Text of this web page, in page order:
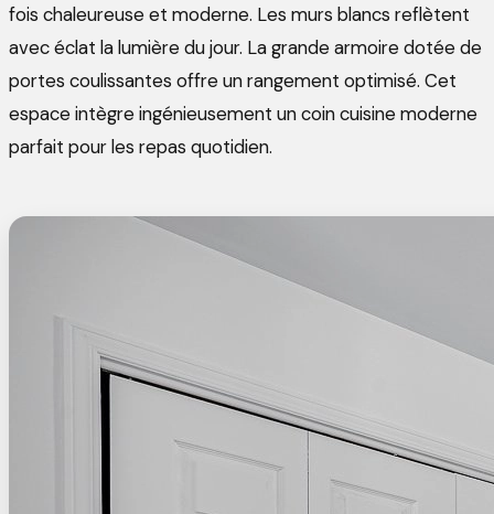
fois chaleureuse et moderne. Les murs blancs reflètent
avec éclat la lumière du jour. La grande armoire dotée de
portes coulissantes offre un rangement optimisé. Cet
espace intègre ingénieusement un coin cuisine moderne
parfait pour les repas quotidien.